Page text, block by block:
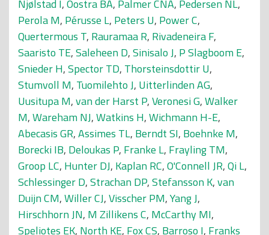
Njølstad I,Oostra BA, Palmer CNA, Pedersen NL,
Perola M, Pérusse L, Peters U, Power C,
Quertermous T, Rauramaa R, Rivadeneira F,
Saaristo TE,Saleheen D,Sinisalo J, P Slagboom E,
Snieder H,Spector TD, Thorsteinsdottir U,
Stumvoll M, Tuomilehto J, Uitterlinden AG,
Uusitupa M,van der Harst P,Veronesi G,Walker
M,Wareham NJ,Watkins H,Wichmann H-E,
Abecasis GR,Assimes TL, Berndt SI, Boehnke M,
Borecki IB, Deloukas P, Franke L, Frayling TM,
Groop LC, Hunter DJ, Kaplan RC,O'Connell JR,Qi L,
Schlessinger D,Strachan DP,Stefansson K,van
Duijn CM,Willer CJ,Visscher PM,Yang J,
Hirschhorn JN, M Zillikens C, McCarthy MI,
Speliotes EK, North KE, Fox CS, Barroso I, Franks